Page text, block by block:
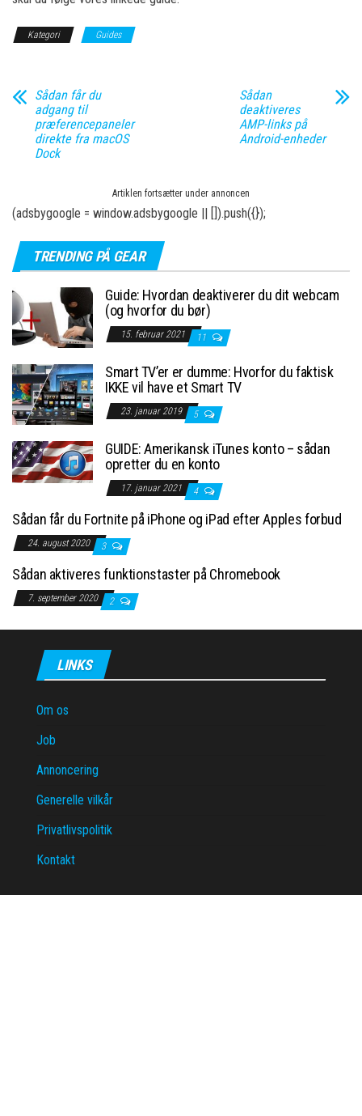
Kategori Guides
Sådan får du
adgang til
præferencepaneler
direkte fra macOS
Dock
Sådan
deaktiveres
AMP-links på
Android-enheder
Artiklen fortsætter under annoncen
(adsbygoogle = window.adsbygoogle || []).push({});
TRENDING PÅ GEAR
Guide: Hvordan deaktiverer du dit webcam
(og hvorfor du bør)
15. februar 2021 11
Smart TV’er er dumme: Hvorfor du faktisk
IKKE vil have et Smart TV
23. januar 2019 5
GUIDE: Amerikansk iTunes konto – sådan
opretter du en konto
17. januar 2021 4
Sådan får du Fortnite på iPhone og iPad efter Apples forbud
24. august 2020 3
Sådan aktiveres funktionstaster på Chromebook
7. september 2020 2
LINKS
Om os
Job
Annoncering
Generelle vilkår
Privatlivspolitik
Kontakt